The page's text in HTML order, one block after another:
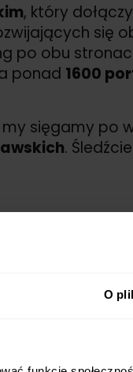
O
, który
się
po obu
ponad 1600
my sięgamy
.
W dobie
więc
.de
domeny